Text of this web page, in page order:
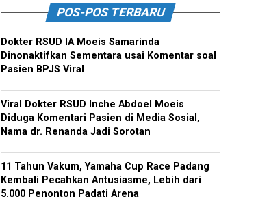
POS-POS TERBARU
Dokter RSUD IA Moeis Samarinda
Dinonaktifkan Sementara usai Komentar soal
Pasien BPJS Viral
Viral Dokter RSUD Inche Abdoel Moeis
Diduga Komentari Pasien di Media Sosial,
Nama dr. Renanda Jadi Sorotan
11 Tahun Vakum, Yamaha Cup Race Padang
Kembali Pecahkan Antusiasme, Lebih dari
5.000 Penonton Padati Arena